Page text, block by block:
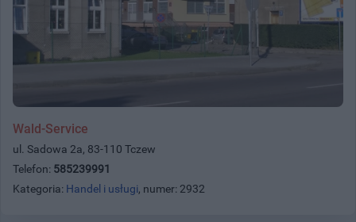
Wald-Service
ul. Sadowa 2a, 83-110 Tczew
Telefon: 585239991
Kategoria: Handel i usługi, numer: 2932